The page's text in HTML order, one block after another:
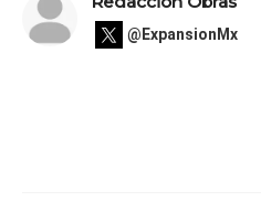
@ExpansionMx